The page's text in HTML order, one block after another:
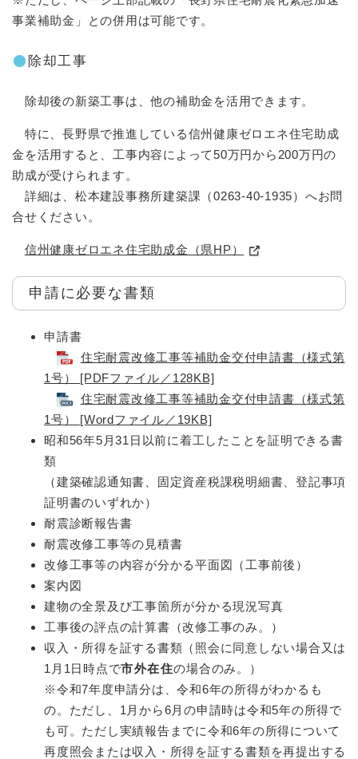
事業補助金」との併用は可能です。
除却工事
除却後の新築工事は、他の補助金を活用できます。
特に、長野県で推進している信州健康ゼロエネ住宅助成
金を活用すると、工事内容によって50万円から200万円の
助成が受けられます。
詳細は、松本建設事務所建築課（0263-40-1935）へお問
合せください。
信州健康ゼロエネ住宅助成金（県HP）
申請に必要な書類
申請書
住宅耐震改修工事等補助金交付申請書（様式第
1号） [PDFファイル／128KB]
住宅耐震改修工事等補助金交付申請書（様式第
1号） [Wordファイル／19KB]
昭和56年5月31日以前に着工したことを証明できる書
類
（建築確認通知書、固定資産税課税明細書、登記事項
証明書のいずれか）
耐震診断報告書
耐震改修工事等の見積書
改修工事等の内容が分かる平面図（工事前後）
案内図
建物の全景及び工事箇所が分かる現況写真
工事後の評点の計算書（改修工事のみ。）
収入・所得を証する書類（照会に同意しない場合又は
1月1日時点で市外在住の場合のみ。）
※令和7年度申請分は、令和6年の所得がわかるも
の。ただし、1月から6月の申請時は令和5年の所得で
も可。ただし実績報告までに令和6年の所得について
再度照会または収入・所得を証する書類を再提出する